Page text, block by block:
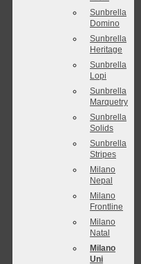
Sunbrella
Domino
Sunbrella
Heritage
Sunbrella
Lopi
Sunbrella
Marquetry
Sunbrella
Solids
Sunbrella
Stripes
Milano
Nepal
Milano
Frontline
Milano
Natal
Milano
Uni